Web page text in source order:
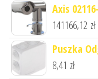
Axis
141166,12 zł
Puszka
8,41 zł